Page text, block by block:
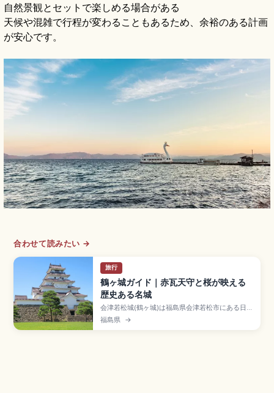
自然景観とセットで楽しめる場合がある
天候や混雑で行程が変わることもあるため、余裕のある計画
が安心です。
合わせて読みたい →
旅行
鶴ヶ城ガイド｜赤瓦天守と桜が映える
歴史ある名城
会津若松城(鶴ヶ城)は福島県会津若松市にある日本
100名城のひとつで、1384年に葦名直盛が築き、
1593年に蒲生氏郷が天守を完成。1868年戊辰戦
福島県 →